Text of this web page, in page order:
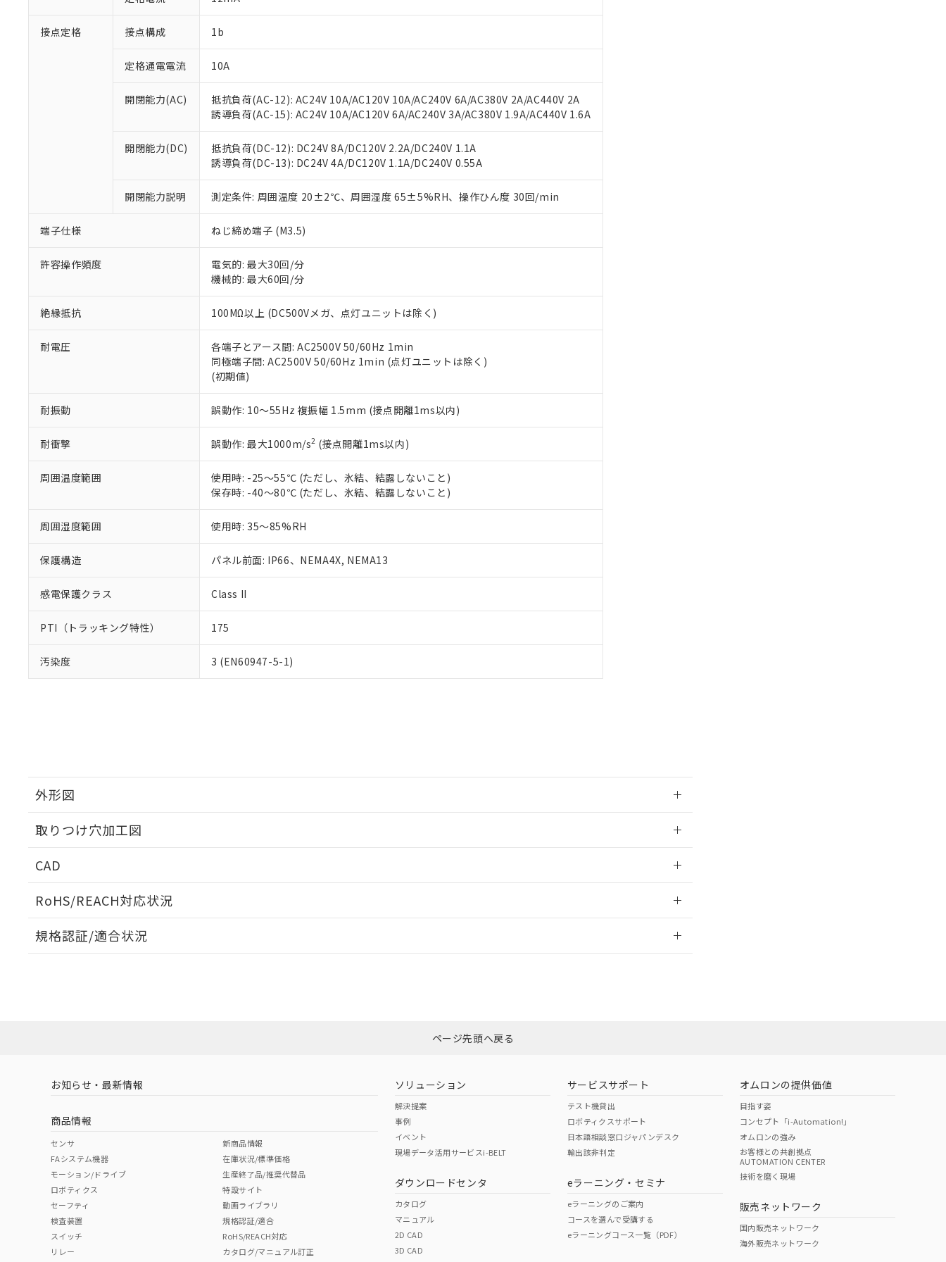
接点定格 接点構成 1b
定格通電電流 10A
開閉能力(AC)
抵抗負荷(AC-12): AC24V 10A/AC120V 10A/AC240V 6A/AC380V 2A/AC440V 2A
誘導負荷(AC-15): AC24V 10A/AC120V 6A/AC240V 3A/AC380V 1.9A/AC440V 1.6A
開閉能力(DC)
抵抗負荷(DC-12): DC24V 8A/DC120V 2.2A/DC240V 1.1A
誘導負荷(DC-13): DC24V 4A/DC120V 1.1A/DC240V 0.55A
開閉能力説明 測定条件: 周囲温度 20±2℃、周囲湿度 65±5%RH、操作ひん度 30回/min
端子仕様 ねじ締め端子 (M3.5)
許容操作頻度
電気的: 最大30回/分
機械的: 最大60回/分
絶縁抵抗 100MΩ以上 (DC500Vメガ、点灯ユニットは除く)
耐電圧
各端子とアース間: AC2500V 50/60Hz 1min
同極端子間: AC2500V 50/60Hz 1min (点灯ユニットは除く)
(初期値)
耐振動 誤動作: 10～55Hz 複振幅 1.5mm (接点開離1ms以内)
耐衝撃 誤動作: 最大1000m/s2 (接点開離1ms以内)
周囲温度範囲
使用時: -25～55℃ (ただし、氷結、結露しないこと)
保存時: -40～80℃ (ただし、氷結、結露しないこと)
周囲湿度範囲 使用時: 35～85%RH
保護構造 パネル前面: IP66、NEMA4X, NEMA13
感電保護クラス Class II
PTI（トラッキング特性） 175
汚染度 3 (EN60947-5-1)
外形図
取りつけ穴加工図
CAD
RoHS/REACH対応状況
EU RoHS 注意事項・凡例
ダウンロードはこちら
中国 RoHS 注意事項・凡例
中国 RoHS表
Pb Hg Cr(VI)
O O
規格認証/適合状況
（イギリス
（ノルウェー
（日本
（アメリカ
この製品の規格認証/適合状況ページへ
その他の認証はこちらのページからご検索ください
本サービスは、当社制御機器事業取扱商品の当社在庫状況および標準価格(税抜)を提供させていただ
当社制御機器事業取扱商品の中には、本サービスの対象外となる商品もあることをご了承ください。
い。
正式な納期状況および標準価格はお客様のお取引先、またはお客様担当のオムロン制御機器販売店・
当社販売員にご相談ください。
在庫状況および標準価格結果を当社の事前の承諾なく第三者に漏洩または開示しないようお願いしま
す。
マイパーツ機能（部品リスト作成サービス）をご利用いただくには、I-Webメンバーズにご登録され
ている必要があります。
お客様が当ウェブサイト上で当社にご登録された部品リストについて、当社および当社の共同利用者
が、当社の製品・サービスに関するお客様との取引・商談に必要な範囲で利用することをご了承くだ
さい。
いる法人を指します。
*EU RoHS指令（10物質）：
フタル酸ビス(2-エチルヘキシル) (DEHP)(別名：DOP) 1000ppm以下、フタル酸ブチルベンジル（BBP） 1000ppm以下、フタル酸ジブチ
ル（DBP） 1000ppm以下、フタル酸ジイソブチル (DIBP) 1000ppm以下
但し、RoHS指令で産業用監視および制御機器に対する適用除外項目は除く。
フタル酸エステル類の４物質については閾値を超える意図的な使用がないことを確認しています。
※2 対応予定月
部品在庫の切り替え状況などにより、予定月が前後することがあります。
※3 非含有証明書ダウンロード
EU RoHS指令（10物質）の非含有証明書
51物質の非含有証明書（当社基準）
※本証明書は発行日時点で非含有を証明するもので、過去に遡って非含有を証明するものではありません。
また、RoHS指令のフタル酸エステル類４物質の対応では、対応完了までの期間は出荷製品に未対応品が
混在することから備考欄に対応日を記載しておりました。
既に当社にて対応品への在庫切替を完了していることから、特段のことがない限り、2022年1月12日よ
り割愛しております。
「×」：最大均質材料含有率が中国RoHSの基準値を超えていることを示します。
Pb(鉛) :1000ppm、 Hg(水銀) : 1000ppm、 Cd(カドミウム) : 100ppm、
DEHP(フタル酸ビス(2-エチルヘキシル)) : 1000ppm
※2 環境保護使用期限
「ｅ」：有害物質（10物質）のすべてが基準値以下であることを示します。
味します。
「－」：未確認です。当社販売部門へお問い合わせください。
当社は、これら貴社製品のうち、外国為替および外国貿易法に定める商品（以下｢規制貨物等」とい
などの必要な手続きをとります。
ます。
当社は貴社製品を、核兵器、ミサイル、化学兵器、生物兵器またはその他武器並びにこれらの製造装
置等に一切使用いたしません。
当社は、貴社製品を第三者に販売する場合は、上記1、2および3の内容を当該第三者に通知します。
たしません。
△ 一定数には満たないが在庫あり
－
在庫なし(最新の在庫状況については、お客様のお取引先、またはお客様担当のオムロン制御
機器販売店・当社販売員にご確認ください)
空
受注生産機種、また在庫状況の情報を公開していない機種
ページ先頭へ戻る
お知らせ・最新情報
商品情報
センサ
FAシステム機器
モーション/ドライブ
ロボティクス
セーフティ
検査装置
スイッチ
リレー
新商品情報
在庫状況/標準価格
生産終了品/推奨代替品
特設サイト
動画ライブラリ
規格認証/適合
RoHS/REACH対応
カタログ/マニュアル訂正
ソリューション
解決提案
事例
イベント
現場データ活用サービスi-BELT
ダウンロードセンタ
カタログ
マニュアル
2D CAD
3D CAD
サービスサポート
テスト機貸出
ロボティクスサポート
日本語相談窓口ジャパンデスク
輸出該非判定
eラーニング・セミナ
eラーニングのご案内
コースを選んで受講する
eラーニングコース一覧（PDF）
オムロンの提供価値
目指す姿
コンセプト「i-Automation!」
オムロンの強み
お客様との共創拠点
AUTOMATION CENTER
技術を磨く現場
販売ネットワーク
国内販売ネットワーク
海外販売ネットワーク